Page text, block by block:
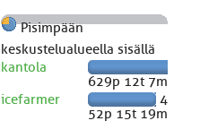
Pisimpään
keskustelualueella sisällä
kantola
629p 12t 7m
icefarmer
4
52p 15t 19m